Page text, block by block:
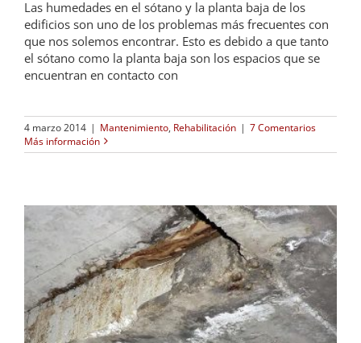
Las humedades en el sótano y la planta baja de los
edificios son uno de los problemas más frecuentes con
que nos solemos encontrar. Esto es debido a que tanto
el sótano como la planta baja son los espacios que se
encuentran en contacto con
4 marzo 2014 | Mantenimiento, Rehabilitación | 7 Comentarios
Más información